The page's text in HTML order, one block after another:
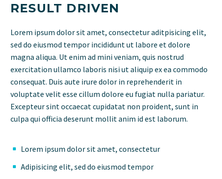
RESULT DRIVEN
Lorem ipsum dolor sit amet, consectetur aditpisicing elit,
sed do eiusmod tempor incididunt ut labore et dolore
magna aliqua. Ut enim ad mini veniam, quis nostrud
exercitation ullamco laboris nisi ut aliquip ex ea commodo
consequat. Duis aute irure dolor in reprehenderit in
voluptate velit esse cillum dolore eu fugiat nulla pariatur.
Excepteur sint occaecat cupidatat non proident, sunt in
culpa qui officia deserunt mollit anim id est laborum.
Lorem ipsum dolor sit amet, consectetur
Adipisicing elit, sed do eiusmod tempor